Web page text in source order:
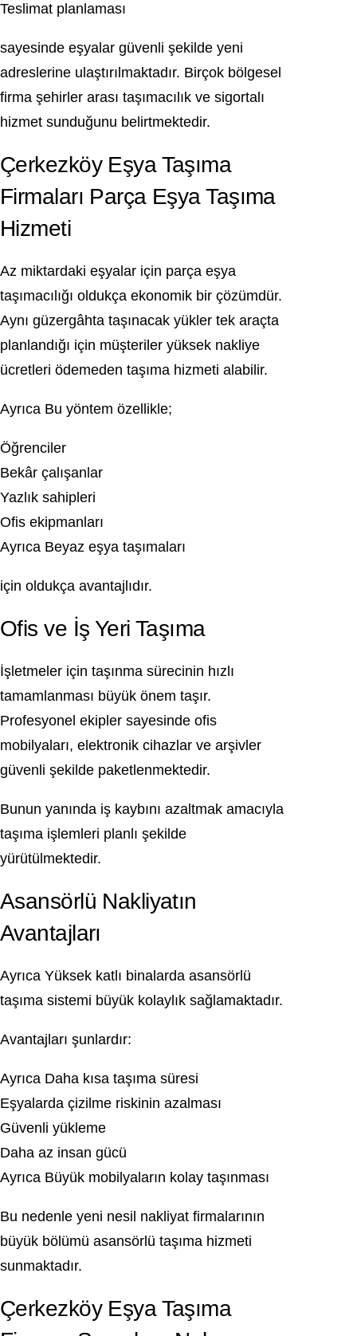
Teslimat planlaması
sayesinde eşyalar güvenli şekilde yeni
adreslerine ulaştırılmaktadır. Birçok bölgesel
firma şehirler arası taşımacılık ve sigortalı
hizmet sunduğunu belirtmektedir.
Çerkezköy Eşya Taşıma
Firmaları Parça Eşya Taşıma
Hizmeti
Az miktardaki eşyalar için parça eşya
taşımacılığı oldukça ekonomik bir çözümdür.
Aynı güzergâhta taşınacak yükler tek araçta
planlandığı için müşteriler yüksek nakliye
ücretleri ödemeden taşıma hizmeti alabilir.
Ayrıca Bu yöntem özellikle;
Öğrenciler
Bekâr çalışanlar
Yazlık sahipleri
Ofis ekipmanları
Ayrıca Beyaz eşya taşımaları
için oldukça avantajlıdır.
Ofis ve İş Yeri Taşıma
İşletmeler için taşınma sürecinin hızlı
tamamlanması büyük önem taşır.
Profesyonel ekipler sayesinde ofis
mobilyaları, elektronik cihazlar ve arşivler
güvenli şekilde paketlenmektedir.
Bunun yanında iş kaybını azaltmak amacıyla
taşıma işlemleri planlı şekilde
yürütülmektedir.
Asansörlü Nakliyatın
Avantajları
Ayrıca Yüksek katlı binalarda asansörlü
taşıma sistemi büyük kolaylık sağlamaktadır.
Avantajları şunlardır:
Ayrıca Daha kısa taşıma süresi
Eşyalarda çizilme riskinin azalması
Güvenli yükleme
Daha az insan gücü
Ayrıca Büyük mobilyaların kolay taşınması
Bu nedenle yeni nesil nakliyat firmalarının
büyük bölümü asansörlü taşıma hizmeti
sunmaktadır.
Çerkezköy Eşya Taşıma